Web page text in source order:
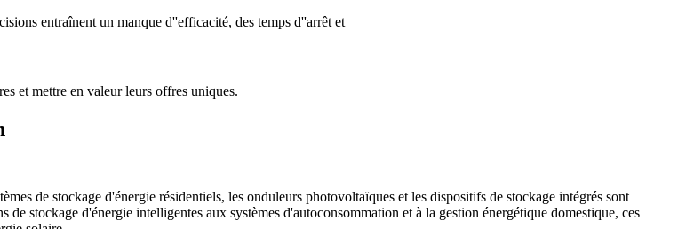
entraînent un manque d''efficacité, des temps d''arrêt et
et mettre en valeur leurs offres uniques.
de stockage d'énergie résidentiels, les onduleurs photovoltaïques et les dispositifs de stockage intégrés sont
stockage d'énergie intelligentes aux systèmes d'autoconsommation et à la gestion énergétique domestique, ces